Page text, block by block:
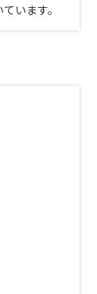
います。